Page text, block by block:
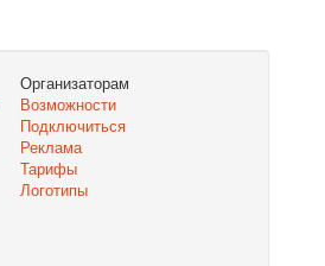
Организаторам
Возможности
Подключиться
Реклама
Тарифы
Логотипы